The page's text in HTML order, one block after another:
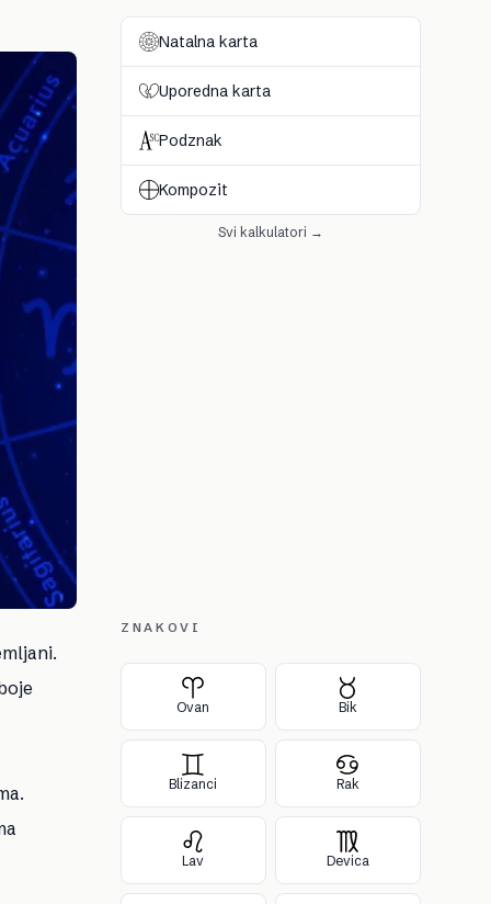
Natalna karta
Uporedna karta
Podznak
Kompozit
Svi kalkulatori →
ZNAKOVI
Ovan Bik
Blizanci Rak
Lav Devica